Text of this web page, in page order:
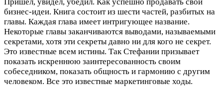
бизнес-идеи. Книга состоит из шести частей, разбитых на
главы. Каждая глава имеет интригующее название.
Некоторые главы заканчиваются выводами, называемыми
секретами, хотя эти секреты давно ни для кого не секрет.
Это известные всем истины. Так Стефании призывает
показать искреннюю заинтересованность своим
собеседником, показать общность и гармонию с другим
человеком. Все это известные маркетинговые ходы.